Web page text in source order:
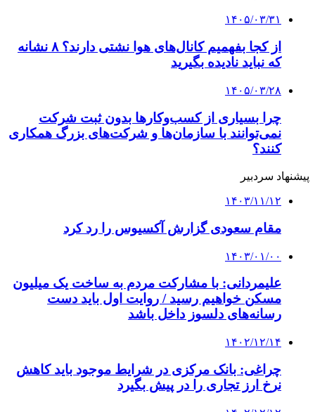
۱۴۰۵/۰۳/۳۱
از کجا بفهمیم کانال‌های هوا نشتی دارند؟ ۸ نشانه
که نباید نادیده بگیرید
۱۴۰۵/۰۳/۲۸
چرا بسیاری از کسب‌وکارها بدون ثبت شرکت
نمی‌توانند با سازمان‌ها و شرکت‌های بزرگ همکاری
کنند؟
پیشنهاد سردبیر
۱۴۰۳/۱۱/۱۲
مقام سعودی گزارش آکسیوس را رد کرد
۱۴۰۳/۰۱/۰۰
علیمردانی: با مشارکت مردم به ساخت یک میلیون
مسکن خواهیم رسید / روایت اول باید دست
رسانه‌های دلسوز داخل باشد
۱۴۰۲/۱۲/۱۴
چراغی: بانک مرکزی در شرایط موجود باید کاهش
نرخ ارز تجاری را در پیش بگیرد